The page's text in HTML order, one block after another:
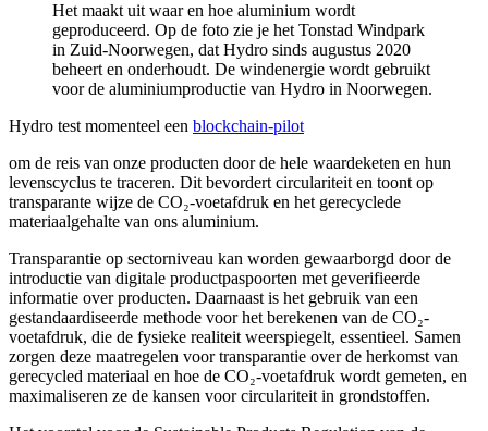
Het maakt uit waar en hoe aluminium wordt
geproduceerd. Op de foto zie je het Tonstad Windpark
in Zuid-Noorwegen, dat Hydro sinds augustus 2020
beheert en onderhoudt. De windenergie wordt gebruikt
voor de aluminiumproductie van Hydro in Noorwegen.
Hydro test momenteel een blockchain-pilot
om de reis van onze producten door de hele waardeketen en hun
levenscyclus te traceren. Dit bevordert circulariteit en toont op
transparante wijze de CO₂-voetafdruk en het gerecyclede
materiaalgehalte van ons aluminium.
Transparantie op sectorniveau kan worden gewaarborgd door de
introductie van digitale productpaspoorten met geverifieerde
informatie over producten. Daarnaast is het gebruik van een
gestandaardiseerde methode voor het berekenen van de CO₂-
voetafdruk, die de fysieke realiteit weerspiegelt, essentieel. Samen
zorgen deze maatregelen voor transparantie over de herkomst van
gerecycled materiaal en hoe de CO₂-voetafdruk wordt gemeten, en
maximaliseren ze de kansen voor circulariteit in grondstoffen.